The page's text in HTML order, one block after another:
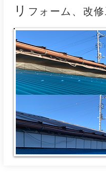
リ フォーム、改